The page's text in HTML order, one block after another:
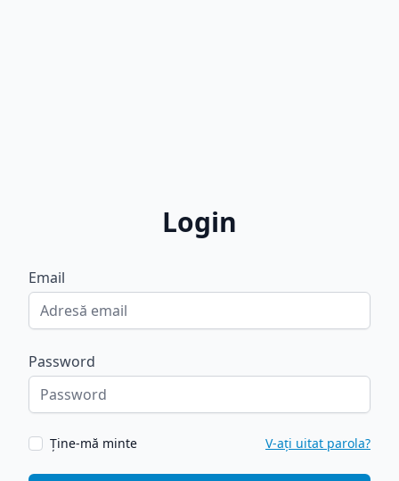
Login
Email
Password
Ține-mă minte V-ați uitat parola?